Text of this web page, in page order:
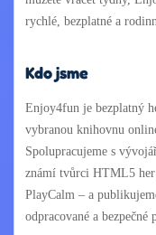
rychlé, bezplatné a
Kdo jsme
Enjoy4fun je bezplatný
vybranou knihovnu
Spolupracujeme s
známí tvůrci HTML5 her
PlayCalm – a
odpracované a bezpečné